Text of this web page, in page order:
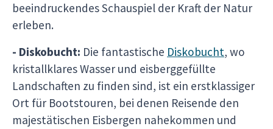
beeindruckendes Schauspiel der Kraft der Natur
erleben.
- Diskobucht: Die fantastische Diskobucht, wo
kristallklares Wasser und eisberggefüllte
Landschaften zu finden sind, ist ein erstklassiger
Ort für Bootstouren, bei denen Reisende den
majestätischen Eisbergen nahekommen und